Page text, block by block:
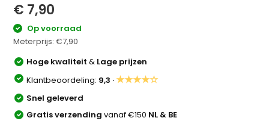
€ 7,90
Op voorraad
Meterprijs:€7,90
Hoge kwaliteit& Lage prijzen
Klantbeoordeling: 9,3 ·★★★★☆
Snel geleverd
Gratis verzendingvanaf €150 NL & BE